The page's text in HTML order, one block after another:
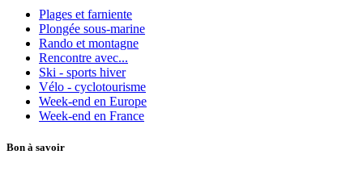
Plages et farniente
Plongée sous-marine
Rando et montagne
Rencontre avec...
Ski - sports hiver
Vélo - cyclotourisme
Week-end en Europe
Week-end en France
Bon à savoir